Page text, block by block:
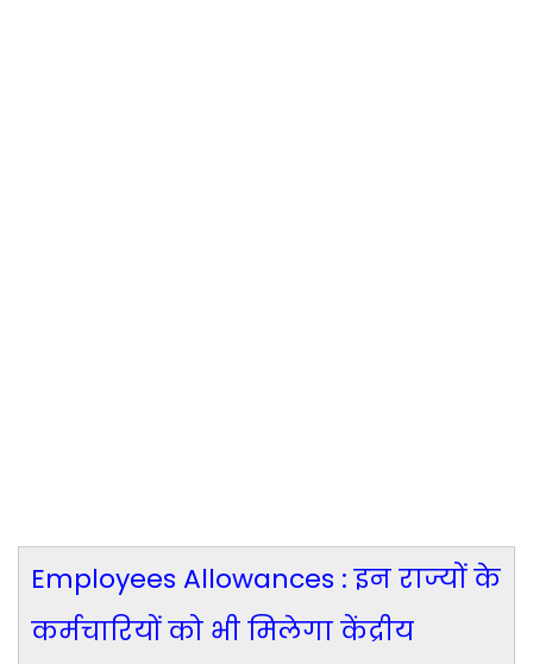
Employees Allowances : इन राज्यों के
कर्मचारियों को भी मिलेगा केंद्रीय